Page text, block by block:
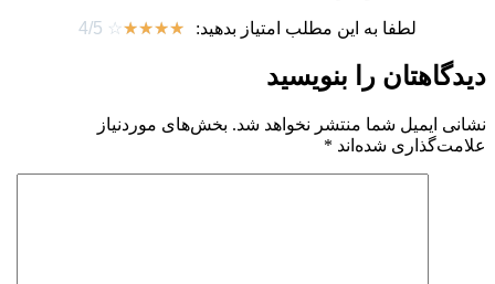
لطفا به این مطلب امتیاز بدهید: ☆
☆
☆
☆
☆
4/5
دیدگاهتان را بنویسید
نشانی ایمیل شما منتشر نخواهد شد. بخش‌های موردنیاز
علامت‌گذاری شده‌اند *